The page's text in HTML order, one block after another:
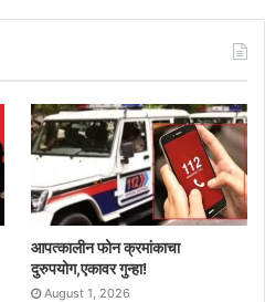
आपत्कालीन फोन क्रमांकाचा
दुरुपयोग,एकावर गुन्हा!
August 1, 2026